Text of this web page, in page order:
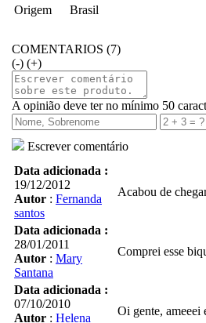
Origem Brasil
COMENTARIOS (7)
(-) (+)
A opinião deve ter no mínimo 50
Escrever comentário
Data adicionada :
19/12/2012
Autor : Fernanda
santos
Acabou de
Data adicionada :
28/01/2011
Autor : Mary
Santana
Comprei esse
Data adicionada :
07/10/2010
Autor : Helena
Oi gente,